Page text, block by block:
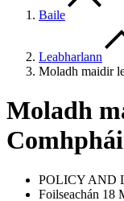
Baile
Leabharlann
Moladh maidir
Moladh
POLICY AND
Foilseachán 18